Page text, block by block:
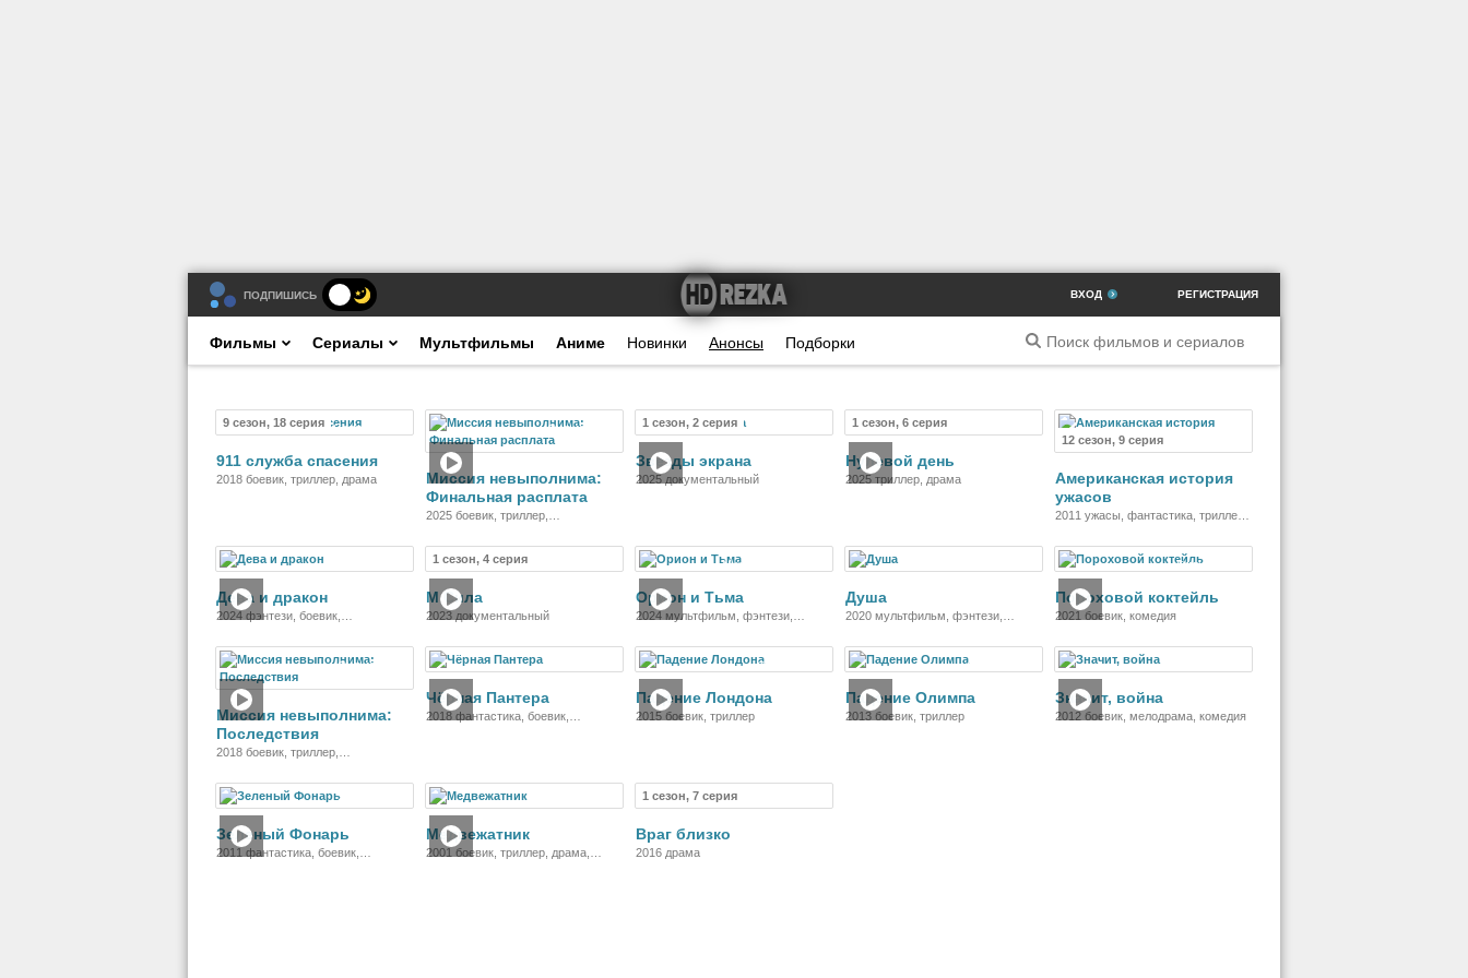
ПОДПИШИСЬ ВХОД РЕГИСТРАЦИЯ
Фильмы Сериалы Мультфильмы Аниме Новинки Анонсы Подборки
9 сезон, 18 серия Сериал
911 служба спасения
2018 боевик, триллер, драма
Фильм
Миссия невыполнима:
Финальная расплата
2025 боевик, триллер,
1 сезон, 2 серия
Звезды экрана
2025 документальный
1 сезон, 6 серия
Нулевой день
2025 триллер, драма
12 сезон, 9 серия
Американская история
ужасов
2011 ужасы, фантастика, триллер,
Дева и дракон
2024 фэнтези, боевик,
1 сезон, 4 серия
М Сила
2023 документальный
Мультфильм
Орион и Тьма
2024 мультфильм, фэнтези,
семейный
Душа
2020 мультфильм, фэнтези,
музыка
Фильм
Пороховой коктейль
2021 боевик, комедия
Фильм
Миссия невыполнима:
Последствия
2018 боевик, триллер,
Чёрная Пантера
2018 фантастика, боевик,
Фильм
Падение Лондона
2015 боевик, триллер
Фильм
Падение Олимпа
2013 боевик, триллер
Значит, война
2012 боевик, мелодрама, комедия
Фильм
Зеленый Фонарь
2011 фантастика, боевик,
Медвежатник
2001 боевик, триллер, драма,
1 сезон, 7 серия
Враг близко
2016 драма